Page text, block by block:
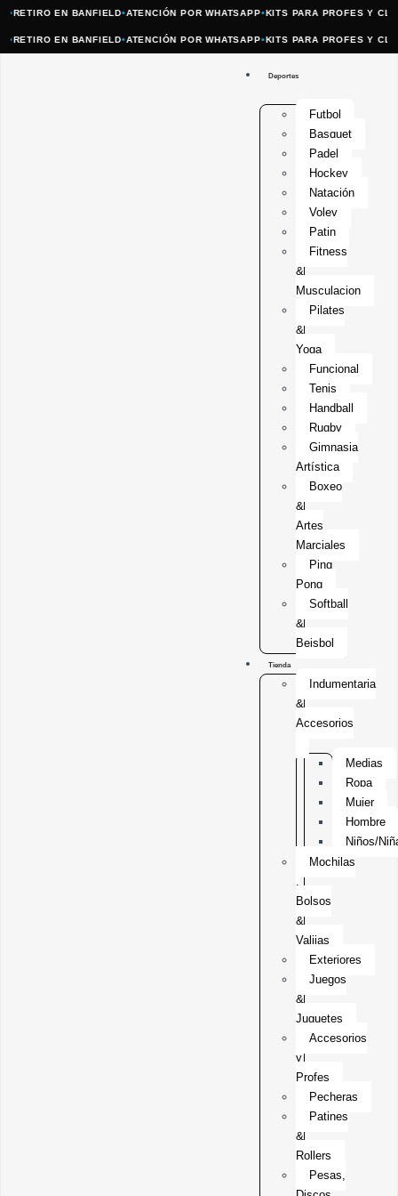
EN BANFIELD•ATENCIÓN POR WHATSAPP•KITS PARA PROFES Y CLUBES
EN BANFIELD•ATENCIÓN POR WHATSAPP•KITS PARA PROFES Y CLUBES
Deportes
Futbol
Basquet
Padel
Hockey
Natación
Voley
Patin
Fitness
&
Musculacion
Pilates
&
Yoga
Funcional
Tenis
Handball
Rugby
Gimnasia
Artística
Boxeo
&
Artes
Marciales
Ping
Pong
Softball
&
Beisbol
Tienda
Indumentaria
&
Accesorios
Medias
Ropa
Mujer
Hombre
Niños/
Mochilas
,
Bolsos
&
Valijas
Exteriores
Juegos
&
Juguetes
Accesorios
y
Profes
Pecheras
Patines
&
Rollers
Pesas,